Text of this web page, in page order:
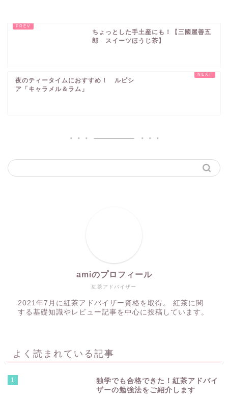
ちょっとした手土産にも！【三國屋善五
郎 スイーツほうじ茶】
夜のティータイムにおすすめ！ ルピシ
ア「キャラメル＆ラム」
紅茶アドバイザー
amiのプロフィール
2021年7月に紅茶アドバイザー資格を取得。 紅茶に関
する基礎知識やレビュー記事を中心に投稿しています。
よく読まれている記事
1
独学でも合格できた！紅茶アドバイ
ザーの勉強法をご紹介します